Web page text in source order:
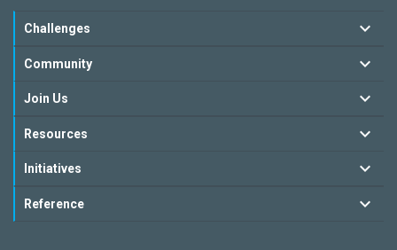
Challenges
Community
Join Us
Resources
Initiatives
Reference